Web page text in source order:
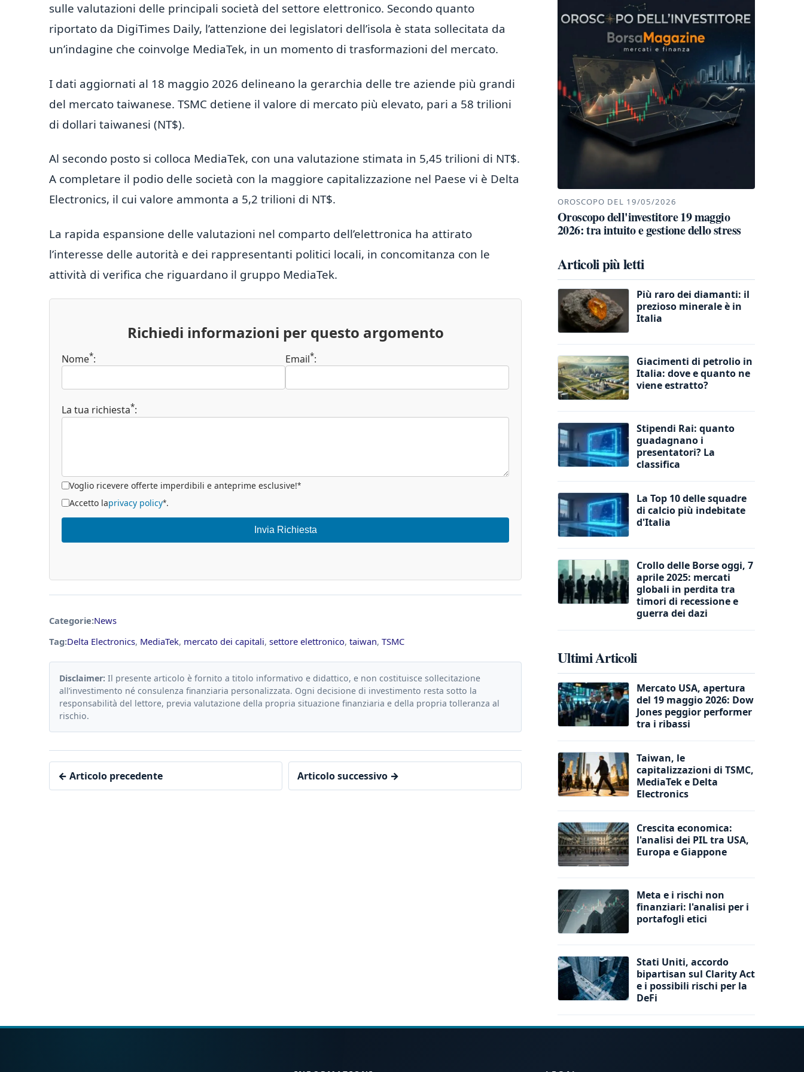
sulle valutazioni delle principali società del settore elettronico. Secondo quanto
riportato da DigiTimes Daily, l’attenzione dei legislatori dell’isola è stata sollecitata da
un’indagine che coinvolge MediaTek, in un momento di trasformazioni del mercato.
I dati aggiornati al 18 maggio 2026 delineano la gerarchia delle tre aziende più grandi
del mercato taiwanese. TSMC detiene il valore di mercato più elevato, pari a 58 trilioni
di dollari taiwanesi (NT$).
Al secondo posto si colloca MediaTek, con una valutazione stimata in 5,45 trilioni di NT$.
A completare il podio delle società con la maggiore capitalizzazione nel Paese vi è Delta
Electronics, il cui valore ammonta a 5,2 trilioni di NT$.
La rapida espansione delle valutazioni nel comparto dell’elettronica ha attirato
l’interesse delle autorità e dei rappresentanti politici locali, in concomitanza con le
attività di verifica che riguardano il gruppo MediaTek.
Richiedi informazioni per questo argomento
Nome*: Email*:
La tua richiesta*:
Voglio ricevere offerte imperdibili e anteprime esclusive!*
Accetto laprivacy policy*.
Invia Richiesta
Categorie:News
Tag:Delta Electronics, MediaTek, mercato dei capitali, settore elettronico, taiwan, TSMC
Disclaimer: Il presente articolo è fornito a titolo informativo e didattico, e non costituisce sollecitazione
all’investimento né consulenza finanziaria personalizzata. Ogni decisione di investimento resta sotto la
responsabilità del lettore, previa valutazione della propria situazione finanziaria e della propria tolleranza al
rischio.
← Articolo precedente Articolo successivo →
OROSCOPO DEL 19/05/2026
Oroscopo dell'investitore 19 maggio
2026: tra intuito e gestione dello stress
Articoli più letti
Più raro dei diamanti: il
prezioso minerale è in
Italia
Giacimenti di petrolio in
Italia: dove e quanto ne
viene estratto?
Stipendi Rai: quanto
guadagnano i
presentatori? La
classifica
La Top 10 delle squadre
di calcio più indebitate
d'Italia
Crollo delle Borse oggi, 7
aprile 2025: mercati
globali in perdita tra
timori di recessione e
guerra dei dazi
Ultimi Articoli
Mercato USA, apertura
del 19 maggio 2026: Dow
Jones peggior performer
tra i ribassi
Taiwan, le
capitalizzazioni di TSMC,
MediaTek e Delta
Electronics
Crescita economica:
l'analisi dei PIL tra USA,
Europa e Giappone
Meta e i rischi non
finanziari: l'analisi per i
portafogli etici
Stati Uniti, accordo
bipartisan sul Clarity Act
e i possibili rischi per la
DeFi